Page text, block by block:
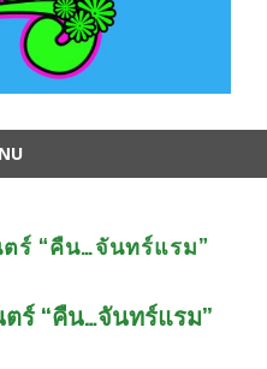
ร์ “คืน…จันทร์แรม”
ร์ “คืน…จันทร์แรม”